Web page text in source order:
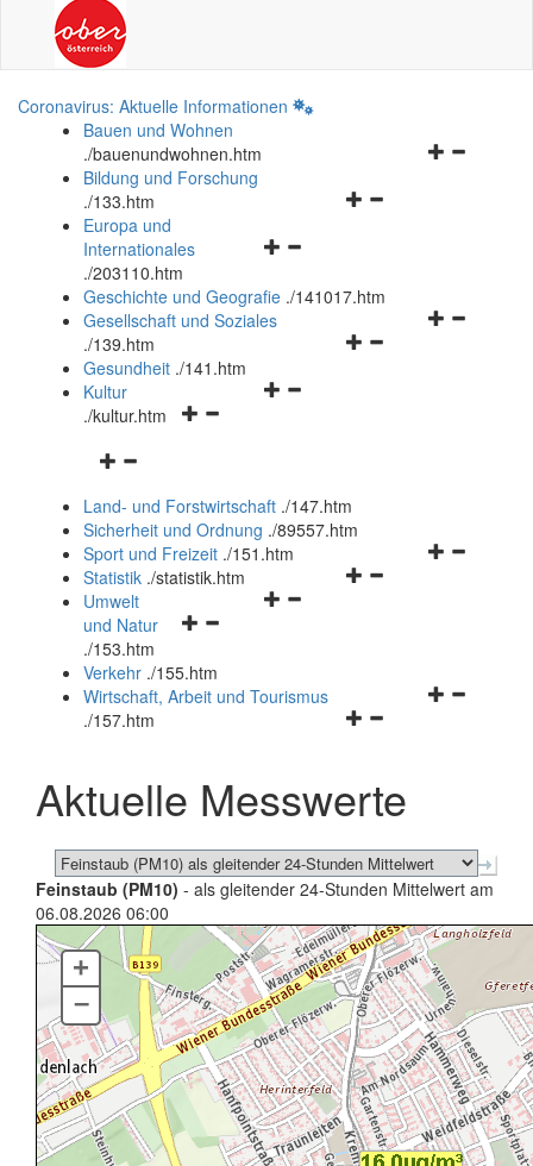
Coronavirus: Aktuelle Informationen
Bauen und Wohnen
./bauenundwohnen.htm
Navigationsmenü
Bildung und Forschung
./133.htm
Navigationsmenü
und
schließen
Europa und
Internationales
./203110.htm
Geschichte und Geografie ./141017.htm
Navigationsmenü
Gesellschaft und Soziales
./139.htm
Navigationsmenü
Gesundheit ./141.htm
Navigationsmenü
Kultur
./kultur.htm
Navigationsmenü
und
schließen
Land- und Forstwirtschaft ./147.htm
Sicherheit und Ordnung ./89557.htm
Navigationsmenü
Sport und Freizeit ./151.htm
Navigationsmenü
Statistik ./statistik.htm
Navigationsmenü
und
schließen
Umwelt
und Natur
./153.htm
Verkehr ./155.htm
Navigationsmenü
schließen
Wirtschaft, Arbeit und Tourismus
./157.htm
Aktuelle Messwerte
Feinstaub (PM10) - als gleitender 24-Stunden Mittelwert am
06.08.2026 06:00
+
–